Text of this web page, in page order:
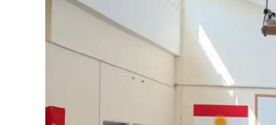
Türkçe